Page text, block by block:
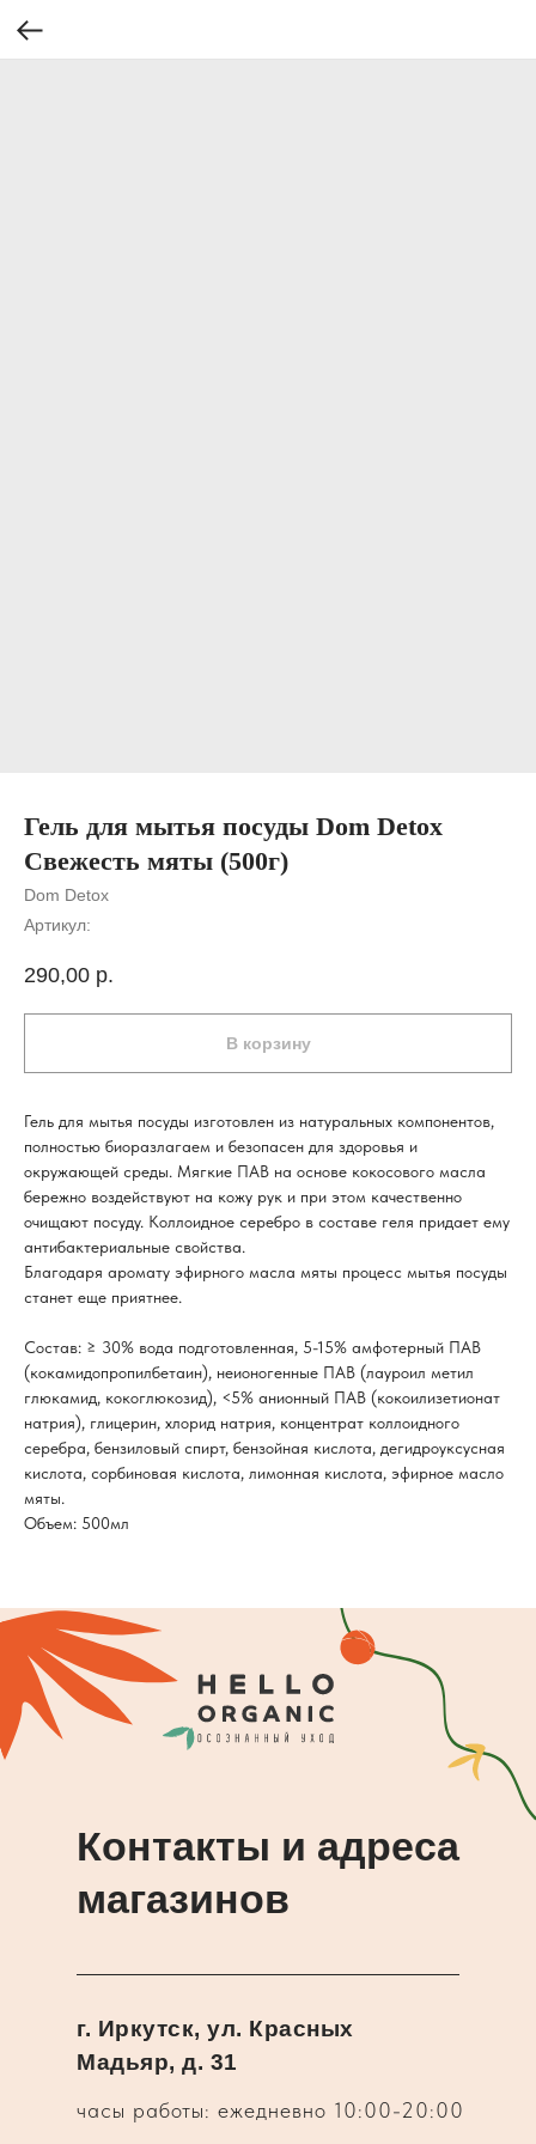
Гель для мытья посуды Dom Detox
Свежесть мяты (500г)
Dom Detox
Артикул:
290,00 р.
В корзину
Гель для мытья посуды изготовлен из натуральных компонентов,
полностью биоразлагаем и безопасен для здоровья и
окружающей среды. Мягкие ПАВ на основе кокосового масла
бережно воздействуют на кожу рук и при этом качественно
очищают посуду. Коллоидное серебро в составе геля придает ему
антибактериальные свойства.
Благодаря аромату эфирного масла мяты процесс мытья посуды
станет еще приятнее.
Состав: ≥ 30% вода подготовленная, 5-15% амфотерный ПАВ
(кокамидопропилбетаин), неионогенные ПАВ (лауроил метил
глюкамид, кокоглюкозид), <5% анионный ПАВ (кокоилизетионат
натрия), глицерин, хлорид натрия, концентрат коллоидного
серебра, бензиловый спирт, бензойная кислота, дегидроуксусная
кислота, сорбиновая кислота, лимонная кислота, эфирное масло
мяты.
Объем: 500мл
Контакты и адреса
магазинов
часы работы: ежедневно 10:00-20:00
г. Иркутск, ул. Красных
Мадьяр, д. 31